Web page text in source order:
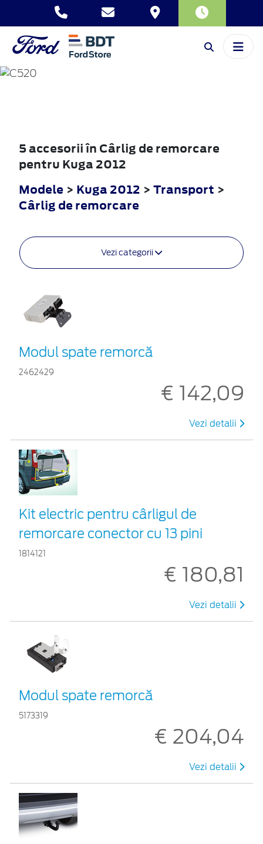
KUGA
5 accesorii în Cârlig de remorcare
pentru Kuga 2012
Modele > Kuga 2012 > Transport >
Cârlig de remorcare
Vezi categorii
Modul spate remorcă
2462429
€ 142,09
Vezi detalii
Kit electric pentru cârligul de
remorcare conector cu 13 pini
1814121
€ 180,81
Vezi detalii
Modul spate remorcă
5173319
€ 204,04
Vezi detalii